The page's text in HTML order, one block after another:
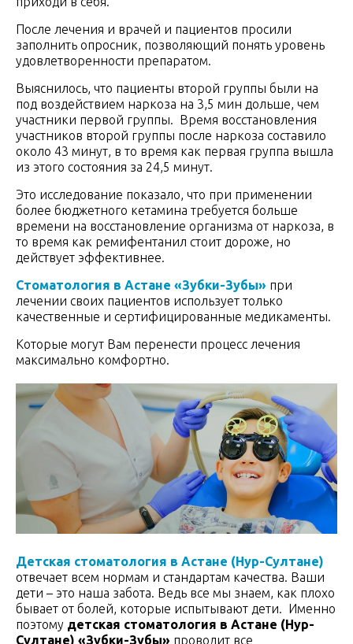
После лечения и врачей и пациентов просили
заполнить опросник, позволяющий понять уровень
удовлетворенности препаратом.
Выяснилось, что пациенты второй группы были на
под воздействием наркоза на 3,5 мин дольше, чем
участники первой группы. Время восстановления
участников второй группы после наркоза составило
около 43 минут, в то время как первая группа вышла
из этого состояния за 24,5 минут.
Это исследование показало, что при применении
более бюджетного кетамина требуется больше
времени на восстановление организма от наркоза, в
то время как ремифентанил стоит дороже, но
действует эффективнее.
Стоматология в Астане «Зубки-Зубы» при
лечении своих пациентов использует только
качественные и сертифицированные медикаменты.
Которые могут Вам перенести процесс лечения
максимально комфортно.
Детская стоматология в Астане (Нур-Султане)
отвечает всем нормам и стандартам качества. Ваши
дети – это наша забота. Ведь все мы знаем, как плохо
бывает от болей, которые испытывают дети. Именно
поэтому детская стоматология в Астане (Нур-
Султане) «Зубки-Зубы» проводит все